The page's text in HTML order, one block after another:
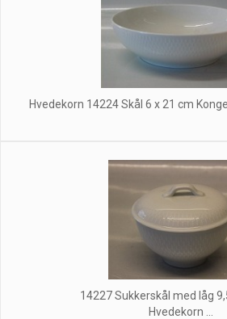
Hvedekorn 14224 Skål 6 x 21 cm
14227 Sukkerskål med låg
Hvedekorn ...